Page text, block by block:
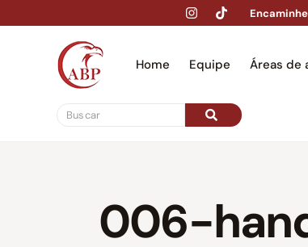
Home Equipe Áreas de
006-